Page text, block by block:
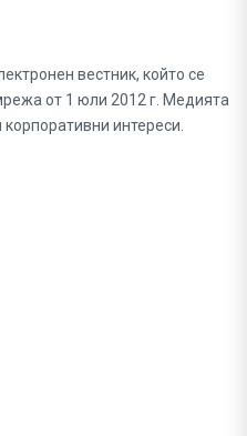
вестник, който се
от 1 юли 2012 г. Медията
интереси.